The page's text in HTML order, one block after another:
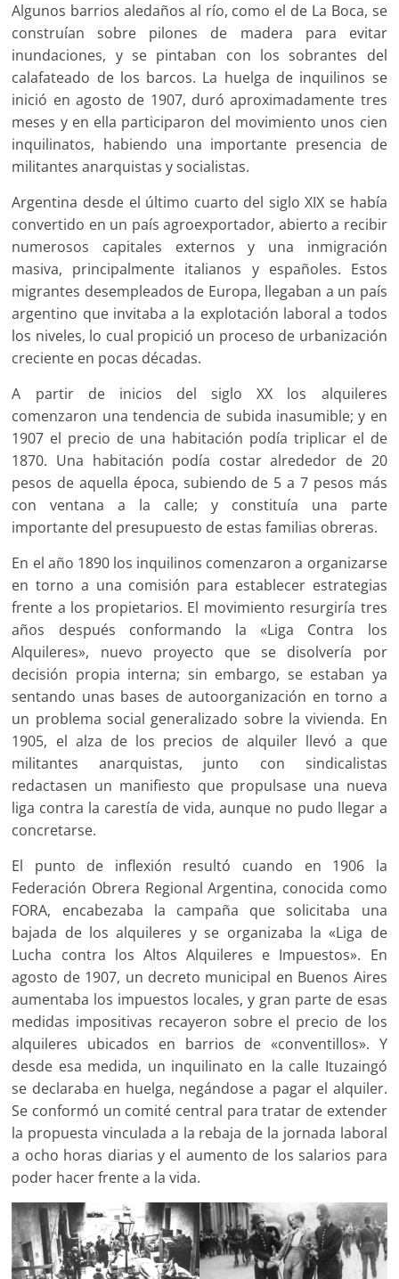
Algunos barrios aledaños al río, como el de La Boca, se
construían sobre pilones de madera para evitar
inundaciones, y se pintaban con los sobrantes del
calafateado de los barcos. La huelga de inquilinos se
inició en agosto de 1907, duró aproximadamente tres
meses y en ella participaron del movimiento unos cien
inquilinatos, habiendo una importante presencia de
militantes anarquistas y socialistas.
Argentina desde el último cuarto del siglo XIX se había
convertido en un país agroexportador, abierto a recibir
numerosos capitales externos y una inmigración
masiva, principalmente italianos y españoles. Estos
migrantes desempleados de Europa, llegaban a un país
argentino que invitaba a la explotación laboral a todos
los niveles, lo cual propició un proceso de urbanización
creciente en pocas décadas.
A partir de inicios del siglo XX los alquileres
comenzaron una tendencia de subida inasumible; y en
1907 el precio de una habitación podía triplicar el de
1870. Una habitación podía costar alrededor de 20
pesos de aquella época, subiendo de 5 a 7 pesos más
con ventana a la calle; y constituía una parte
importante del presupuesto de estas familias obreras.
En el año 1890 los inquilinos comenzaron a organizarse
en torno a una comisión para establecer estrategias
frente a los propietarios. El movimiento resurgiría tres
años después conformando la «Liga Contra los
Alquileres», nuevo proyecto que se disolvería por
decisión propia interna; sin embargo, se estaban ya
sentando unas bases de autoorganización en torno a
un problema social generalizado sobre la vivienda. En
1905, el alza de los precios de alquiler llevó a que
militantes anarquistas, junto con sindicalistas
redactasen un manifiesto que propulsase una nueva
liga contra la carestía de vida, aunque no pudo llegar a
concretarse.
El punto de inflexión resultó cuando en 1906 la
Federación Obrera Regional Argentina, conocida como
FORA, encabezaba la campaña que solicitaba una
bajada de los alquileres y se organizaba la «Liga de
Lucha contra los Altos Alquileres e Impuestos». En
agosto de 1907, un decreto municipal en Buenos Aires
aumentaba los impuestos locales, y gran parte de esas
medidas impositivas recayeron sobre el precio de los
alquileres ubicados en barrios de «conventillos». Y
desde esa medida, un inquilinato en la calle Ituzaingó
se declaraba en huelga, negándose a pagar el alquiler.
Se conformó un comité central para tratar de extender
la propuesta vinculada a la rebaja de la jornada laboral
a ocho horas diarias y el aumento de los salarios para
poder hacer frente a la vida.